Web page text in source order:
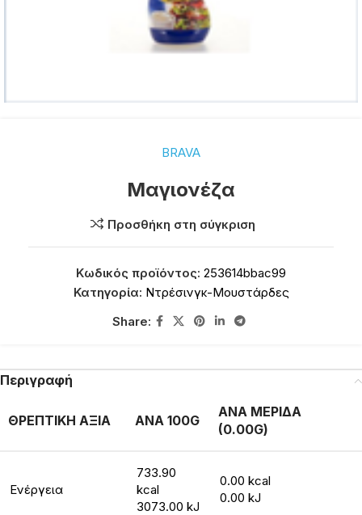
BRAVA
Μαγιονέζα
Προσθήκη στη σύγκριση
Κωδικός προϊόντος: 253614bbac99
Κατηγορία: Ντρέσινγκ-Μουστάρδες
Share:
Περιγραφή
ΘΡΕΠΤΙΚΗ ΑΞΙΑ ΑΝΑ 100G
ΑΝΑ ΜΕΡΙΔΑ
(0.00G)
Ενέργεια
733.90
kcal
3073.00 kJ
0.00 kcal
0.00 kJ